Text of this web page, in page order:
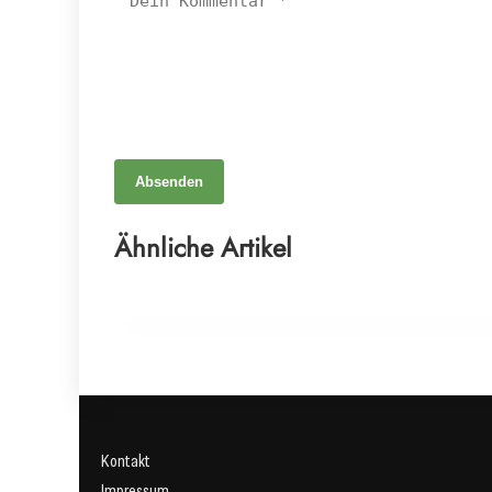
Absenden
Ähnliche Artikel
29. Juni 2026
Bewegung als Schlüssel zur Heilung: Wie Fitness
Kontakt